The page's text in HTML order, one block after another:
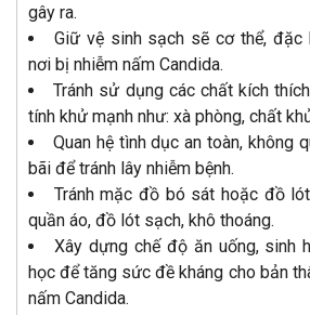
gây ra.
Giữ vệ sinh sạch sẽ cơ thể, đặc
nơi bị nhiễm nấm Candida.
Tránh sử dụng các chất kích
tính khử mạnh như: xà phòng, chất
Quan hệ tình dục an toàn, không
bãi để tránh lây nhiễm bệnh.
Tránh mặc đồ bó sát hoặc đồ
quần áo, đồ lót sạch, khô thoáng.
Xây dựng chế độ ăn uống, sinh
học để tăng sức đề kháng cho bản
nấm Candida.